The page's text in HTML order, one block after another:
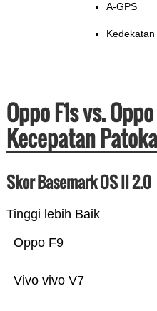
A-GPS
Kedekatan
Oppo F1s vs.
Kecepatan
Skor Basemark OS II 2.0
Tinggi lebih Baik
Vivo vivo V7
Oppo F9